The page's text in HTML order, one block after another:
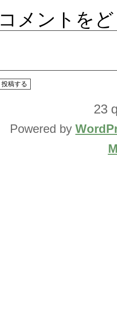
コメントを
23
Powered by